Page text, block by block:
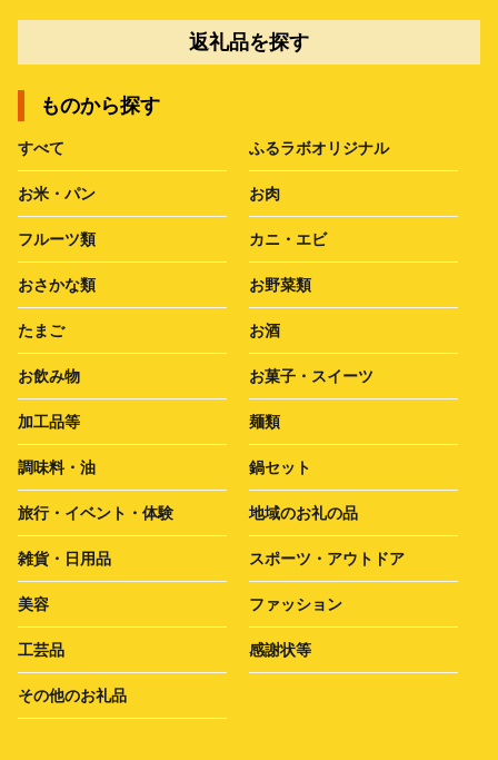
返礼品を探す
ものから探す
すべて ふるラボオリジナル
お米・パン お肉
フルーツ類 カニ・エビ
おさかな類 お野菜類
たまご お酒
お飲み物 お菓子・スイーツ
加工品等 麺類
調味料・油 鍋セット
旅行・イベント・体験 地域のお礼の品
雑貨・日用品 スポーツ・アウトドア
美容 ファッション
工芸品 感謝状等
その他のお礼品